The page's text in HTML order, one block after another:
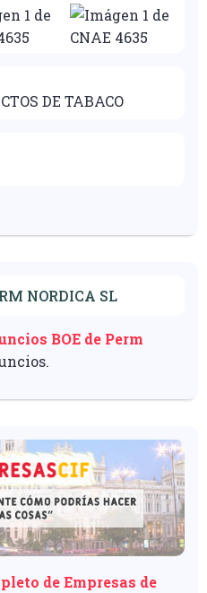
DE TABACO
NORDICA SL
BOE de Perm
de Empresas de